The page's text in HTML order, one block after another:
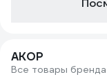
АКОР
Все товары бренда